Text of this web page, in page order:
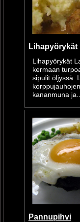
Lihapyörykät
Lihapyörykät
kermaan
sipulit öljyssä.
kananmuna
Pannupihvi